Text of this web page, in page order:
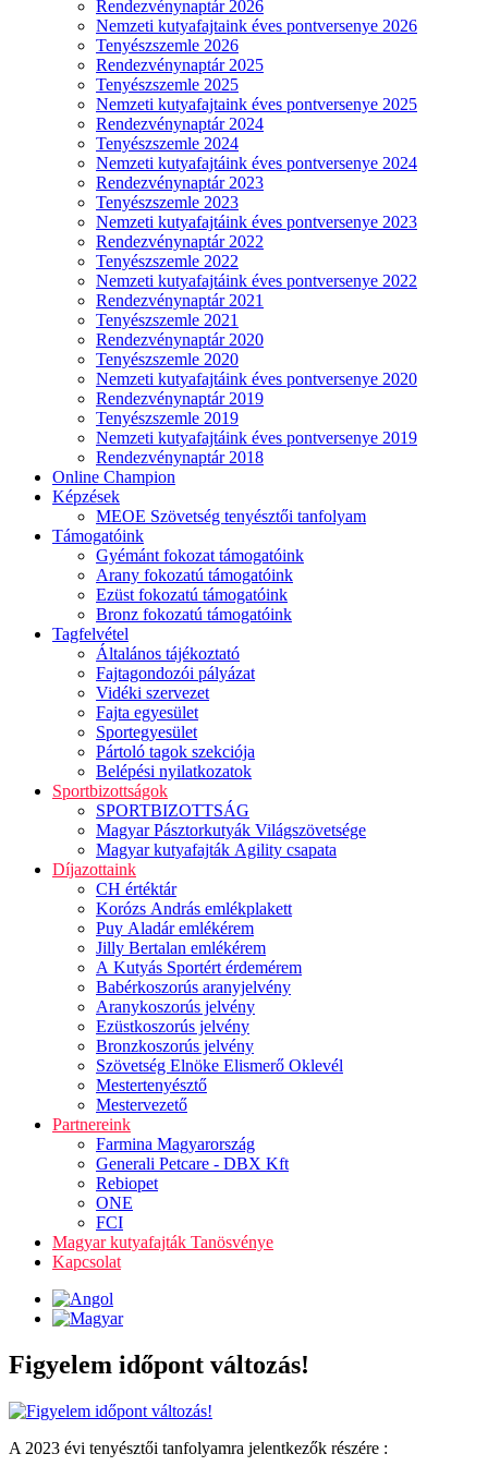
Rendezvénynaptár 2026
Nemzeti kutyafajtaink éves pontversenye 2026
Tenyészszemle 2026
Rendezvénynaptár 2025
Tenyészszemle 2025
Nemzeti kutyafajtaink éves pontversenye 2025
Rendezvénynaptár 2024
Tenyészszemle 2024
Nemzeti kutyafajtáink éves pontversenye 2024
Rendezvénynaptár 2023
Tenyészszemle 2023
Nemzeti kutyafajtáink éves pontversenye 2023
Rendezvénynaptár 2022
Tenyészszemle 2022
Nemzeti kutyafajtáink éves pontversenye 2022
Rendezvénynaptár 2021
Tenyészszemle 2021
Rendezvénynaptár 2020
Tenyészszemle 2020
Nemzeti kutyafajtáink éves pontversenye 2020
Rendezvénynaptár 2019
Tenyészszemle 2019
Nemzeti kutyafajtáink éves pontversenye 2019
Rendezvénynaptár 2018
Online Champion
Képzések
MEOE Szövetség tenyésztői tanfolyam
Támogatóink
Gyémánt fokozat támogatóink
Arany fokozatú támogatóink
Ezüst fokozatú támogatóink
Bronz fokozatú támogatóink
Tagfelvétel
Általános tájékoztató
Fajtagondozói pályázat
Vidéki szervezet
Fajta egyesület
Sportegyesület
Pártoló tagok szekciója
Belépési nyilatkozatok
Sportbizottságok
SPORTBIZOTTSÁG
Magyar Pásztorkutyák Világszövetsége
Magyar kutyafajták Agility csapata
Díjazottaink
CH értéktár
Korózs András emlékplakett
Puy Aladár emlékérem
Jilly Bertalan emlékérem
A Kutyás Sportért érdemérem
Babérkoszorús aranyjelvény
Aranykoszorús jelvény
Ezüstkoszorús jelvény
Bronzkoszorús jelvény
Szövetség Elnöke Elismerő Oklevél
Mestertenyésztő
Mestervezető
Partnereink
Farmina Magyarország
Generali Petcare - DBX Kft
Rebiopet
ONE
FCI
Magyar kutyafajták Tanösvénye
Kapcsolat
Figyelem időpont változás!
A 2023 évi tenyésztői tanfolyamra jelentkezők részére :